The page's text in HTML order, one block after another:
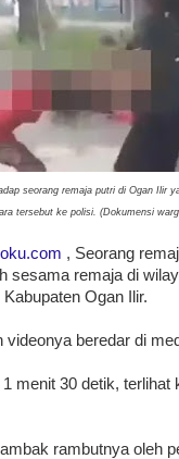
seorang remaja putri di Ogan Ilir
tersebut ke polisi. (Dokumensi
, Seorang
sesama remaja di
Ogan Ilir.
videonya beredar di
menit 30 detik,
rambutnya oleh